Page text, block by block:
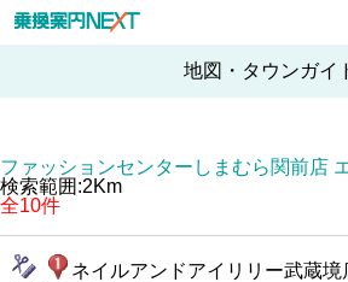
地図・タウンガイ
ファッションセンターしまむら関前店
検索範囲:2Km
全10件
ネイルアンドアイリリー武蔵境